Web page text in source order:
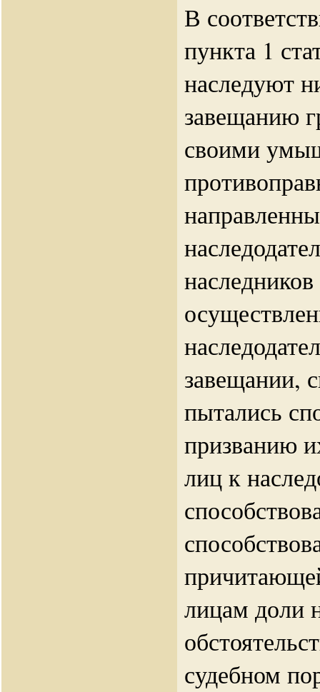
В
пункта 1
наследуют
завещанию
своими
завещании,
пытались
призванию
лиц к
лицам доли
судебном